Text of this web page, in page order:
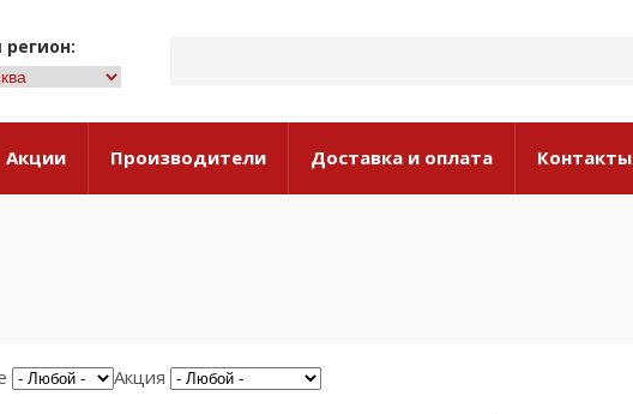
Акции Производители Доставка и оплата Контакты
Акция